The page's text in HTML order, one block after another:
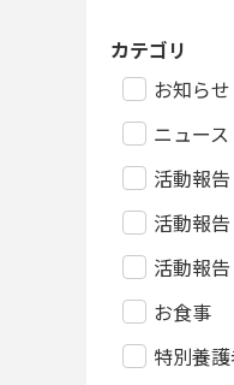
カテゴリ
お知らせ
ニュース
活動報告
活動報告
活動報告
お食事
特別養